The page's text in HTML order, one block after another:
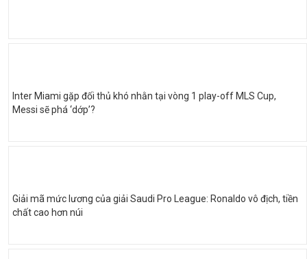
Inter Miami gặp đối thủ khó nhằn tại vòng 1 play-off MLS Cup,
Messi sẽ phá ‘dớp’?
Giải mã mức lương của giải Saudi Pro League: Ronaldo vô địch, tiền
chất cao hơn núi